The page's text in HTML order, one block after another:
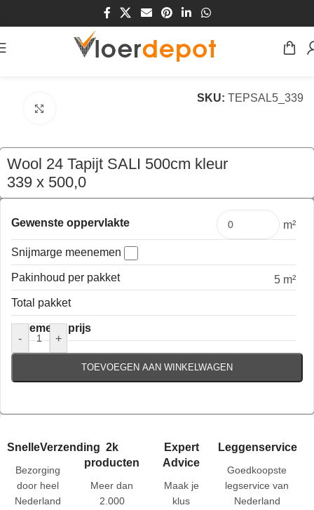
/Vloeren/Tapijt
SKU: TEPSAL5_339
Wool 24 Tapijt SALI 500cm kleur
339 x 500,0
€439,75 per mtr
Gewenste oppervlakte m²
Snijmarge meenemen
Pakinhoud per pakket
5 m²
Total pakket
Algemene prijs
-
+
TOEVOEGEN AAN WINKELWAGEN
SnelleVerzending
Bezorging
door heel
Nederland
2k
producten
Meer dan
2.000
Expert
Advice
Maak je
klus
Leggenservice
Goedkoopste
legservice van
Nederland